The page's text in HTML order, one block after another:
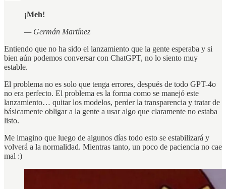
¡Meh!
— Germán Martínez
Entiendo que no ha sido el lanzamiento que la gente esperaba y si
bien aún podemos conversar con ChatGPT, no lo siento muy
estable.
El problema no es solo que tenga errores, después de todo GPT-4o
no era perfecto. El problema es la forma como se manejó este
lanzamiento… quitar los modelos, perder la transparencia y tratar de
básicamente obligar a la gente a usar algo que claramente no estaba
listo.
Me imagino que luego de algunos días todo esto se estabilizará y
volverá a la normalidad. Mientras tanto, un poco de paciencia no cae
mal :)